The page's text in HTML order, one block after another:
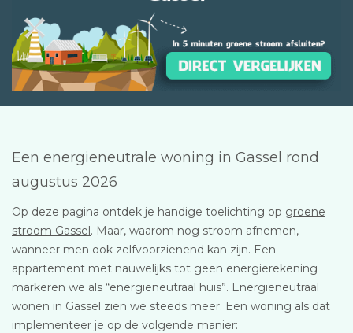
Een energieneutrale woning in Gassel rond
augustus 2026
Op deze pagina ontdek je handige toelichting op groene
stroom Gassel. Maar, waarom nog stroom afnemen,
wanneer men ook zelfvoorzienend kan zijn. Een
appartement met nauwelijks tot geen energierekening
markeren we als “energieneutraal huis”. Energieneutraal
wonen in Gassel zien we steeds meer. Een woning als dat
implementeer je op de volgende manier: